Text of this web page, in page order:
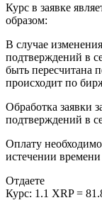
Курс в заявке
образом:
В случае
подтверждений в
быть пересчитана
происходит по
Обработка заявки
подтверждений в
Оплату
истечении времени
Отдаете
Курс: 1.1 XRP =